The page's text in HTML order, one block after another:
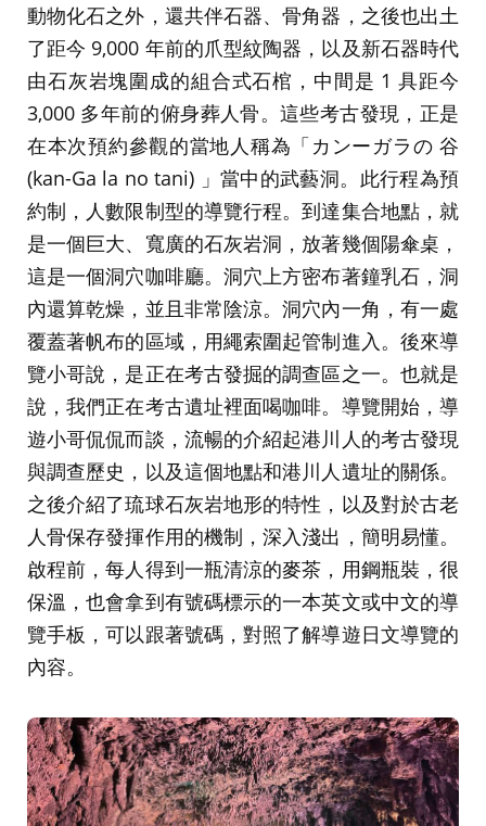
動物化石之外，還共伴石器、骨角器，之後也出土
了距今 9,000 年前的爪型紋陶器，以及新石器時代
由石灰岩塊圍成的組合式石棺，中間是 1 具距今
3,000 多年前的俯身葬人骨。這些考古發現，正是
在本次預約參觀的當地人稱為「カンーガラの 谷
(kan-Ga la no tani) 」當中的武藝洞。此行程為預
約制，人數限制型的導覽行程。到達集合地點，就
是一個巨大、寬廣的石灰岩洞，放著幾個陽傘桌，
這是一個洞穴咖啡廳。洞穴上方密布著鐘乳石，洞
內還算乾燥，並且非常陰涼。洞穴內一角，有一處
覆蓋著帆布的區域，用繩索圍起管制進入。後來導
覽小哥說，是正在考古發掘的調查區之一。也就是
說，我們正在考古遺址裡面喝咖啡。導覽開始，導
遊小哥侃侃而談，流暢的介紹起港川人的考古發現
與調查歷史，以及這個地點和港川人遺址的關係。
之後介紹了琉球石灰岩地形的特性，以及對於古老
人骨保存發揮作用的機制，深入淺出，簡明易懂。
啟程前，每人得到一瓶清涼的麥茶，用鋼瓶裝，很
保溫，也會拿到有號碼標示的一本英文或中文的導
覽手板，可以跟著號碼，對照了解導遊日文導覽的
內容。